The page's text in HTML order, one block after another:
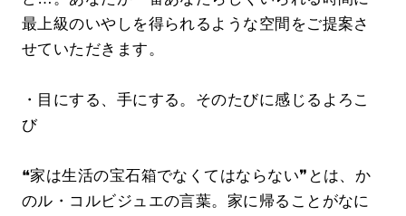
最上級のいやしを得られるような空間をご提案さ
せていただきます。
・目にする、手にする。そのたびに感じるよろこ
び
❝家は生活の宝石箱でなくてはならない❞とは、か
のル・コルビジュエの言葉。家に帰ることがなに